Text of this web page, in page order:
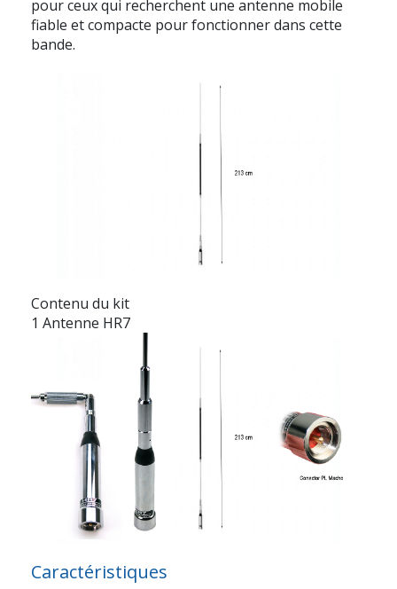
pour ceux qui recherchent une antenne mobile
fiable et compacte pour fonctionner dans cette
bande.
Contenu du kit
1 Antenne HR7
Caractéristiques